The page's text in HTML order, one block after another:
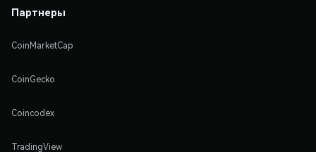
Партнеры
CoinMarketCap
CoinGecko
Coincodex
TradingView